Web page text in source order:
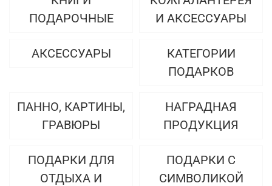
ПОДАРОЧНЫЕ
И АКСЕССУАРЫ
АКСЕССУАРЫ
КАТЕГОРИИ
ПОДАРКОВ
ПАННО, КАРТИНЫ,
ГРАВЮРЫ
НАГРАДНАЯ
ПРОДУКЦИЯ
ПОДАРКИ ДЛЯ
ОТДЫХА И
ПОДАРКИ С
СИМВОЛИКОЙ